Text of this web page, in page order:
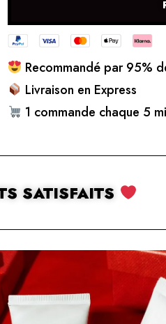
Recommandé par 95%
Livraison en Express
1 commande chaque 5
SATISFAITS